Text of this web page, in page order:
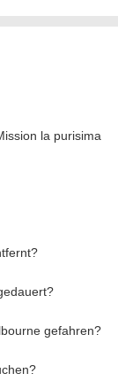
la purisima
gefahren?